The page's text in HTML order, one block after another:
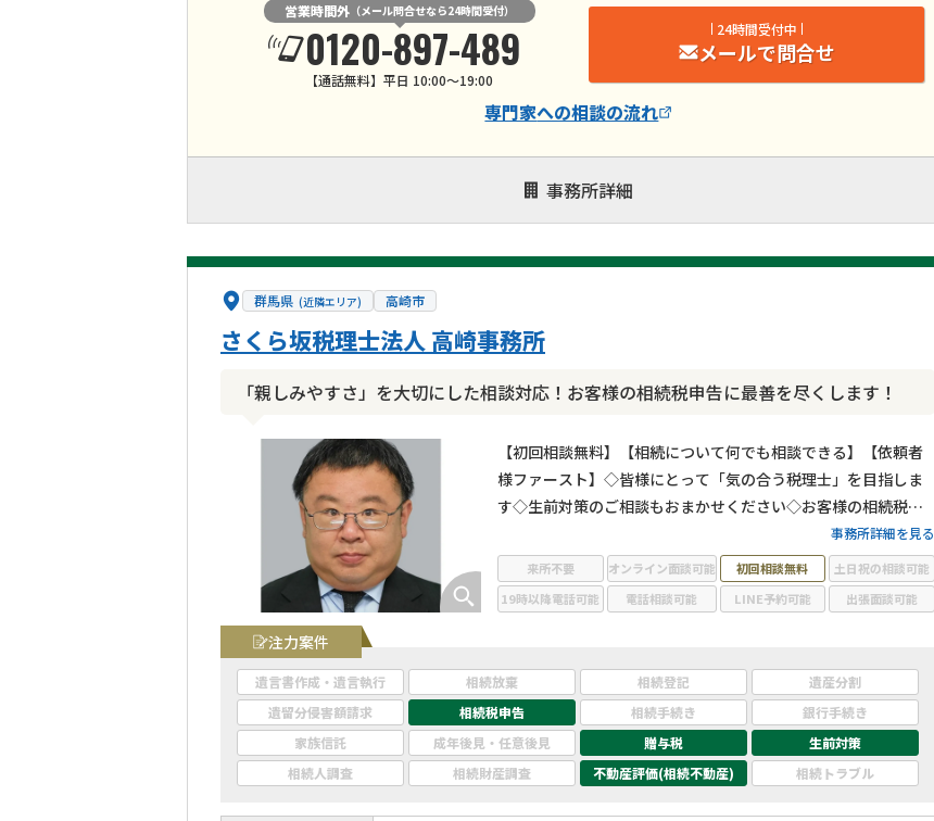
営業時間外（メール問合せなら24時間受付）
0120-897-489
【通話無料】平日 10:00～19:00
24時間受付中
メールで問合せ
専門家への相談の流れ
事務所詳細
群馬県 (近隣エリア) 高崎市
「親しみやすさ」を大切にした相談対応！お客様の相続税申告に最善を尽くします！
さくら坂税理士法人 高崎事務所
【初回相談無料】【相続について何でも相談できる】【依頼者
様ファースト】◇皆様にとって「気の合う税理士」を目指しま
す◇生前対策のご相談もおまかせください◇お客様の相続税申
事務所詳細を見る
来所不要 オンライン面談可能 初回相談無料
土日祝の相談可能
19時以降電話可能
電話相談可能 LINE予約可能 出張面談可能
注力案件
遺言書作成・遺言執行 相続放棄 相続登記
遺産分割
遺留分侵害額請求
相続税申告 相続手続き
銀行手続き
家族信託
成年後見・任意後見 贈与税
生前対策
相続人調査
相続財産調査 不動産評価(相続不動産) 相続トラブル